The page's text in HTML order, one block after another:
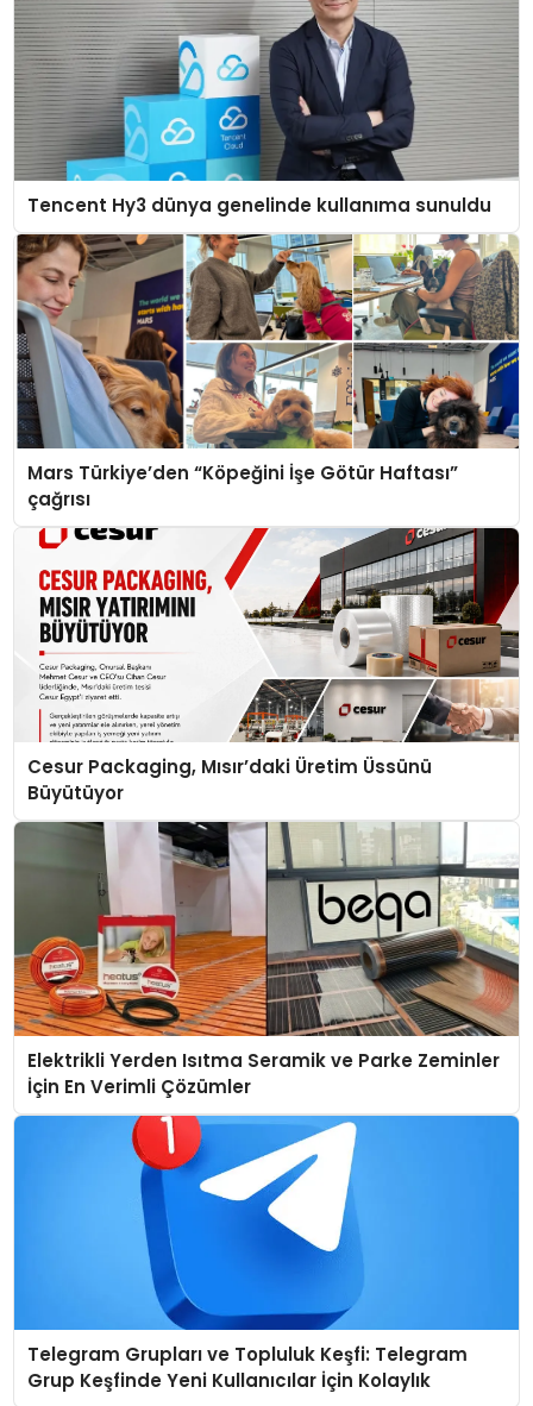
Tencent Hy3 dünya genelinde kullanıma sunuldu
Mars Türkiye’den “Köpeğini İşe Götür Haftası”
çağrısı
Cesur Packaging, Mısır’daki Üretim Üssünü
Büyütüyor
Elektrikli Yerden Isıtma Seramik ve Parke Zeminler
İçin En Verimli Çözümler
Telegram Grupları ve Topluluk Keşfi: Telegram
Grup Keşfinde Yeni Kullanıcılar İçin Kolaylık